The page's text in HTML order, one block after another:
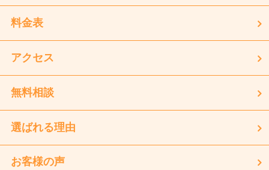
料金表
アクセス
無料相談
選ばれる理由
お客様の声